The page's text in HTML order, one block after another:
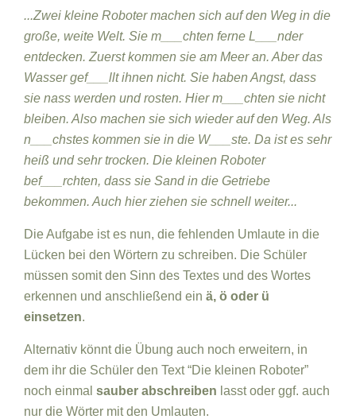
...Zwei kleine Roboter machen sich auf den Weg in die
große, weite Welt. Sie m___chten ferne L___nder
entdecken. Zuerst kommen sie am Meer an. Aber das
Wasser gef___llt ihnen nicht. Sie haben Angst, dass
sie nass werden und rosten. Hier m___chten sie nicht
bleiben. Also machen sie sich wieder auf den Weg. Als
n___chstes kommen sie in die W___ste. Da ist es sehr
heiß und sehr trocken. Die kleinen Roboter
bef___rchten, dass sie Sand in die Getriebe
bekommen. Auch hier ziehen sie schnell weiter...
Die Aufgabe ist es nun, die fehlenden Umlaute in die
Lücken bei den Wörtern zu schreiben. Die Schüler
müssen somit den Sinn des Textes und des Wortes
erkennen und anschließend ein ä, ö oder ü
einsetzen.
Alternativ könnt die Übung auch noch erweitern, in
dem ihr die Schüler den Text “Die kleinen Roboter”
noch einmal sauber abschreiben lasst oder ggf. auch
nur die Wörter mit den Umlauten.